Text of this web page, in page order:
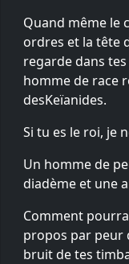
Quand même le
ordres et la tête
regarde dans
homme de race
desKeïanides.
Si tu es le roi, je
Un homme de
diadème et une
Comment
propos par peur
bruit de tes